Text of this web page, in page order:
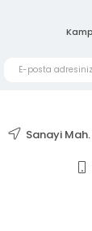
Sanayi